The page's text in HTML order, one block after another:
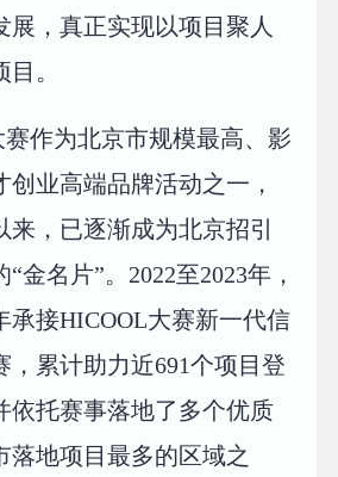
展，真正实现以项目聚人
。
赛作为北京市规模最高、影
创业高端品牌活动之一，
来，已逐渐成为北京招引
金名片”。2022至2023年，
承接HICOOL大赛新一代信
，累计助力近691个项目登
依托赛事落地了多个优质
落地项目最多的区域之